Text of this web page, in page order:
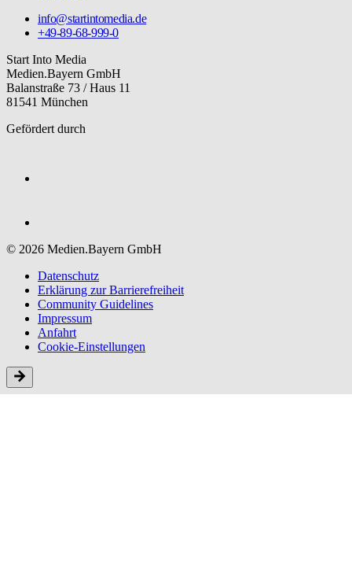
info@startintomedia.de
+49-89-68-999-0
Start Into Media
Medien.Bayern GmbH
Balanstraße 73 / Haus 11
81541 München
Gefördert durch
© 2026 Medien.Bayern GmbH
Datenschutz
Erklärung zur Barriere­freiheit
Community Guidelines
Impressum
Anfahrt
Cookie-Einstellungen